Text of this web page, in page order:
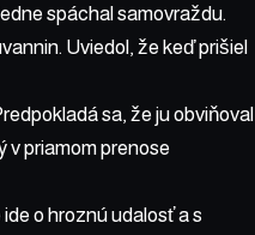
spáchal samovraždu.
Uviedol, že keď prišiel
sa, že ju obviňoval
v priamom prenose
o hroznú udalosť a s